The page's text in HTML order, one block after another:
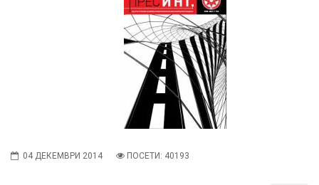
04 ДЕКЕМВРИ 2014 ПОСЕТИ: 40193